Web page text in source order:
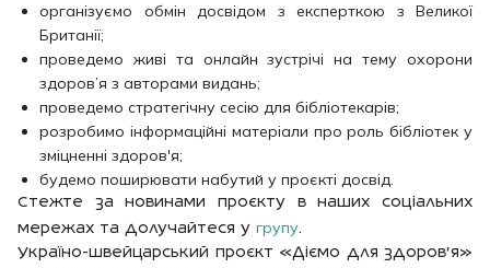
організуємо обмін досвідом з експерткою з Великої
Британії;
проведемо живі та онлайн зустрічі на тему охорони
здоров’я з авторами видань;
проведемо стратегічну сесію для бібліотекарів;
розробимо інформаційні матеріали про роль бібліотек у
зміцненні здоров'я;
будемо поширювати набутий у проєкті досвід.
Стежте за новинами проєкту в наших соціальних
мережах та долучайтеся у групу.
Україно-швейцарський проєкт «Діємо для здоров’я»